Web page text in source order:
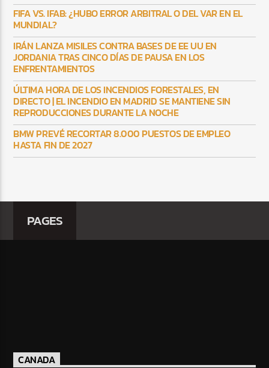
FIFA VS. IFAB: ¿HUBO ERROR ARBITRAL O DEL VAR EN EL
MUNDIAL?
IRÁN LANZA MISILES CONTRA BASES DE EE UU EN
JORDANIA TRAS CINCO DÍAS DE PAUSA EN LOS
ENFRENTAMIENTOS
ÚLTIMA HORA DE LOS INCENDIOS FORESTALES, EN
DIRECTO | EL INCENDIO EN MADRID SE MANTIENE SIN
REPRODUCCIONES DURANTE LA NOCHE
BMW PREVÉ RECORTAR 8.000 PUESTOS DE EMPLEO
HASTA FIN DE 2027
PAGES
CANADA